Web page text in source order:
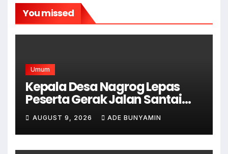
You missed
Umum
Kepala Desa Nagrog Lepas
Peserta Gerak Jalan Santai
dalam Rangka HUT RI ke-81
AUGUST 9, 2026 ADE BUNYAMIN